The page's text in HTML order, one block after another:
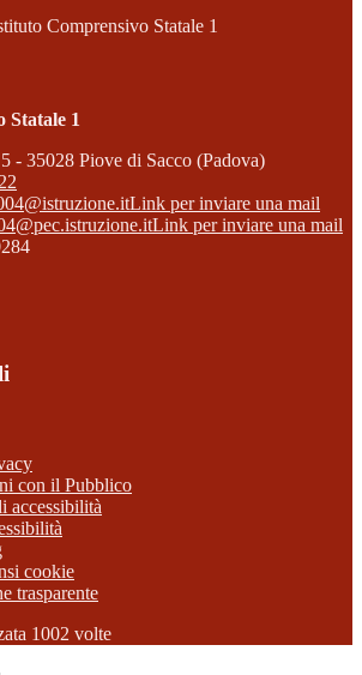
Comprensivo Statale 1
Statale 1
- 35028 Piove di Sacco (Padova)
Link per inviare una mail
Link per inviare una mail
con il Pubblico
accessibilità
cookie
trasparente
1002 volte